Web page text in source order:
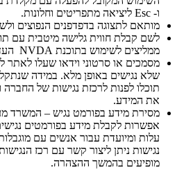
ו- Esc ליציאה מתפריטים וחלונות.
מותאם לתצוגה בדפדפנים הנפוצים
לשם קבלת חווית גלישה מיטבית עם
ממליצים לשימוש בתוכנת NVDA העדכנית ביותר.
שלא נגישים באופן מלא. במידה
תוכלו לפנות לרכזת נגישות של החברה
את המידע.
מסירת מידע בפורמט נגיש – המשרד
אפשרות לקבלת מידע בפורמטים
עלות ומיועדת עבור אנשים עם
נגישות ניתן ליצור קשר עם רכז
מופיעים בהמשך ההצהרה.